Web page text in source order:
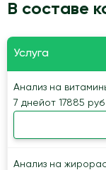
В составе
Услуга
Анализ на
7 днейот 17885 руб
Анализ на